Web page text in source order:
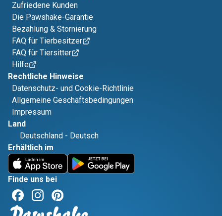
Zufriedene Kunden
Die Pawshake-Garantie
Bezahlung & Stornierung
FAQ für Tierbesitzer
FAQ für Tiersitter
Hilfe
Rechtliche Hinweise
Datenschutz- und Cookie-Richtlinie
Allgemeine Geschäftsbedingungen
Impressum
Land
Deutschland - Deutsch
Erhältlich im
Finde uns bei